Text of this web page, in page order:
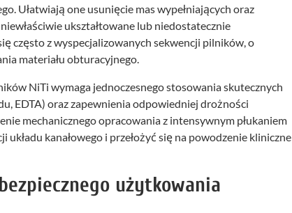
Ułatwiają one usunięcie mas wypełniających oraz
ukształtowane lub niedostatecznie
często z wyspecjalizowanych sekwencji pilników, o
materiału obturacyjnego.
NiTi wymaga jednoczesnego stosowania skutecznych
EDTA) oraz zapewnienia odpowiedniej drożności
mechanicznego opracowania z intensywnym płukaniem
kanałowego i przełożyć się na powodzenie kliniczne
użytkowania